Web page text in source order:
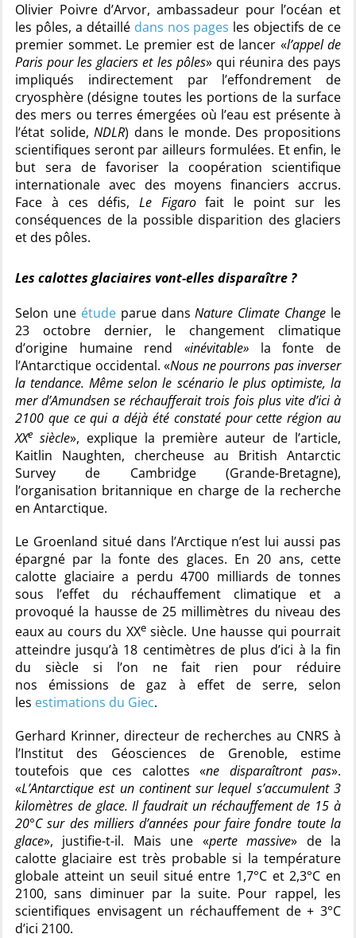
Olivier Poivre d’Arvor, ambassadeur pour l’océan et
les pôles, a détaillé dans nos pages les objectifs de ce
premier sommet. Le premier est de lancer «l’appel de
Paris pour les glaciers et les pôles» qui réunira des pays
impliqués indirectement par l’effondrement de
cryosphère (désigne toutes les portions de la surface
des mers ou terres émergées où l’eau est présente à
l’état solide,NDLR) dans le monde. Des propositions
scientifiques seront par ailleurs formulées. Et enfin, le
but sera de favoriser la coopération scientifique
internationale avec des moyens financiers accrus.
Face à ces défis, Le Figarofait le point sur les
conséquences de la possible disparition des glaciers
et des pôles.
Les calottes glaciaires vont-elles disparaître ?
Selon une étude parue dansNature Climate Change le
23 octobre dernier, le changement climatique
d’origine humaine rend «inévitable» la fonte de
l’Antarctique occidental. «Nous ne pourrons pas inverser
la tendance. Même selon le scénario le plus optimiste, la
mer d’Amundsen se réchaufferait trois fois plus vite d’ici à
2100 que ce qui a déjà été constaté pour cette région au
XXe siècle», explique la première auteur de l’article,
Kaitlin Naughten, chercheuse au British Antarctic
Survey de Cambridge (Grande-Bretagne),
l’organisation britannique en charge de la recherche
en Antarctique.
Le Groenland situé dans l’Arctique n’est lui aussi pas
épargné par la fonte des glaces. En 20 ans, cette
calotte glaciaire a perdu 4700 milliards de tonnes
sous l’effet du réchauffement climatique et a
provoqué la hausse de 25 millimètres du niveau des
eaux au cours du XXesiècle. Une hausse qui pourrait
atteindre jusqu’à 18 centimètres de plus d’ici à la fin
du siècle si l’on ne fait rien pour réduire
nos émissions de gaz à effet de serre, selon
les estimations du Giec.
Gerhard Krinner, directeur de recherches au CNRS à
l’Institut des Géosciences de Grenoble, estime
toutefois que ces calottes «ne disparaîtront pas».
«L’Antarctique est un continent sur lequel s’accumulent 3
kilomètres de glace. Il faudrait un réchauffement de 15 à
20°C sur des milliers d’années pour faire fondre toute la
glace», justifie-t-il. Mais une «perte massive» de la
calotte glaciaire est très probable si la température
globale atteint un seuil situé entre 1,7°C et 2,3°C en
2100, sans diminuer par la suite. Pour rappel, les
scientifiques envisagent un réchauffement de + 3°C
d’ici 2100.